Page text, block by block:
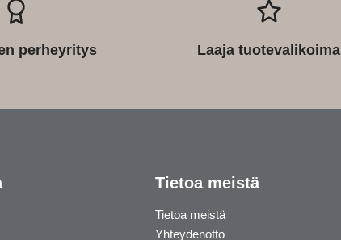
perheyritys Laaja tuotevalikoima
Tietoa meistä
Tietoa meistä
Yhteydenotto